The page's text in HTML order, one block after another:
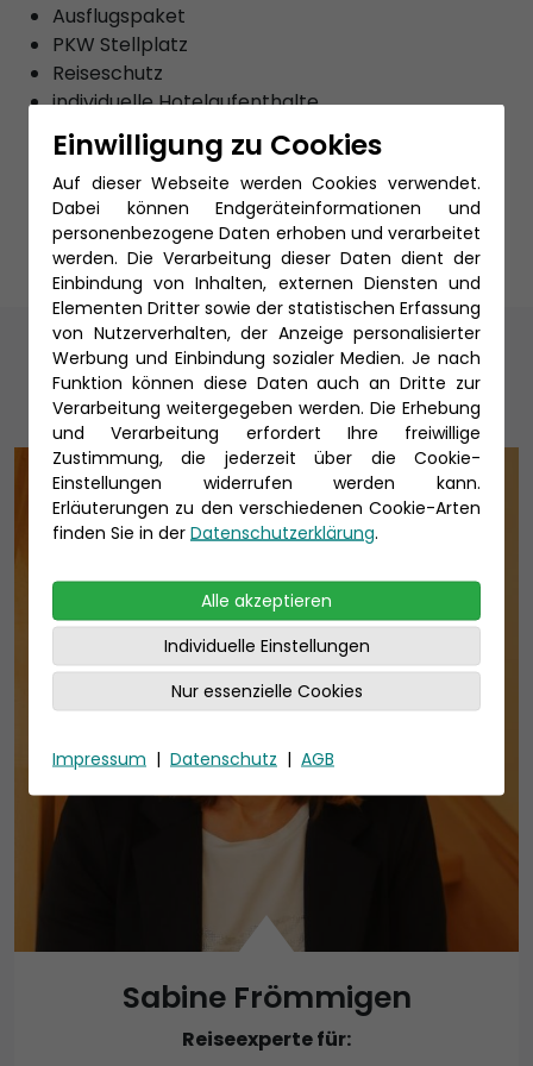
Ausflugspaket
PKW Stellplatz
Reiseschutz
individuelle Hotelaufenthalte
Urlaubsverlängerung vor oder nach der
Kreuzfahrt
An- und Abreise per Bahn
TEfra Gepäckservice
Unsere Reiseexperten
Sabine Frömmigen
Reiseexperte für:
Einwilligung zu Cookies
Auf dieser Webseite werden Cookies verwendet.
Dabei können Endgeräteinformationen und
personenbezogene Daten erhoben und verarbeitet
werden. Die Verarbeitung dieser Daten dient der
Einbindung von Inhalten, externen Diensten und
Elementen Dritter sowie der statistischen Erfassung
von Nutzerverhalten, der Anzeige personalisierter
Werbung und Einbindung sozialer Medien. Je nach
Funktion können diese Daten auch an Dritte zur
Verarbeitung weitergegeben werden. Die Erhebung
und Verarbeitung erfordert Ihre freiwillige
Zustimmung, die jederzeit über die Cookie-
Einstellungen widerrufen werden kann.
Erläuterungen zu den verschiedenen Cookie-Arten
finden Sie in der Datenschutzerklärung.
Alle akzeptieren
Individuelle Einstellungen
Nur essenzielle Cookies
Impressum | Datenschutz | AGB